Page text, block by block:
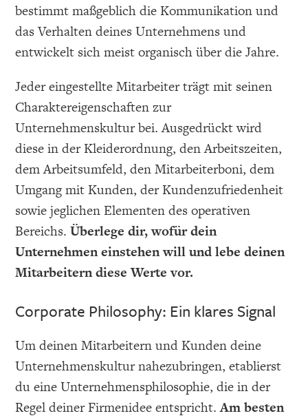
bestimmt maßgeblich die Kommunikation und
das Verhalten deines Unternehmens und
entwickelt sich meist organisch über die Jahre.
Jeder eingestellte Mitarbeiter trägt mit seinen
Charaktereigenschaften zur
Unternehmenskultur bei. Ausgedrückt wird
diese in der Kleiderordnung, den Arbeitszeiten,
dem Arbeitsumfeld, den Mitarbeiterboni, dem
Umgang mit Kunden, der Kundenzufriedenheit
sowie jeglichen Elementen des operativen
Bereichs.Überlege dir, wofür dein
Unternehmen einstehen will und lebe deinen
Mitarbeitern diese Werte vor.
Corporate Philosophy: Ein klares Signal
Um deinen Mitarbeitern und Kunden deine
Unternehmenskultur nahezubringen, etablierst
du eine Unternehmensphilosophie, die in der
Regel deiner Firmenidee entspricht.Am besten